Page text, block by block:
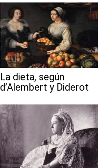
La dieta, según
d’Alembert y Diderot